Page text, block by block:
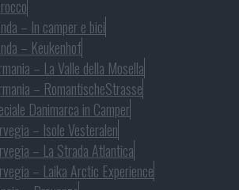
– In camper e bici
– Keukenhof
– La Valle della Mosella
– RomantischeStrasse
Danimarca in Camper
– Isole Vesteralen
– La Strada Atlantica
– Laika Arctic Experience